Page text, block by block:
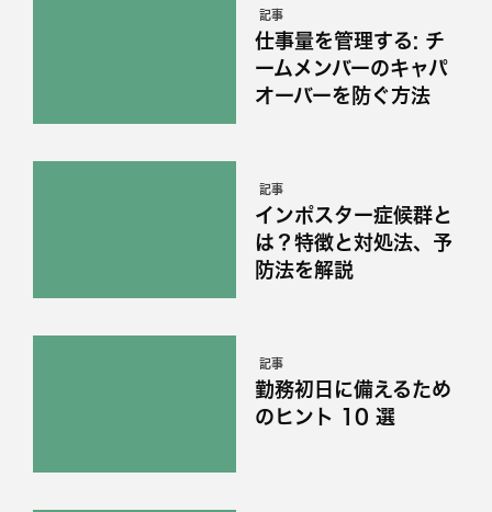
記事
仕事量を管理する: チ
ームメンバーのキャパ
オーバーを防ぐ方法
記事
インポスター症候群と
は？特徴と対処法、予
防法を解説
記事
勤務初日に備えるため
のヒント 10 選